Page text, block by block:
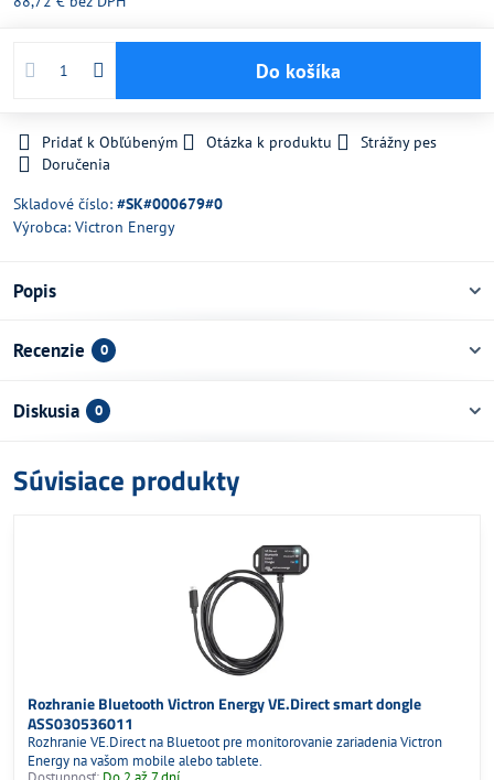
Do košíka
Pridať k Obľúbeným Otázka k produktu
Strážny pes
Doručenia
Skladové číslo: #SK#000679#0
Výrobca: Victron Energy
Popis
Recenzie 0
Diskusia 0
Súvisiace produkty
Rozhranie Bluetooth Victron Energy VE.Direct smart dongle
ASS030536011
Rozhranie VE.Direct na Bluetoot pre monitorovanie zariadenia Victron
Energy na vašom mobile alebo tablete.